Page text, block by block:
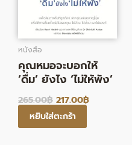
หนังสือ
คุณหมอจะบอกให้
‘ดื่ม’ ยังไง ‘ไม่ให้พัง’
265.00฿ 217.00฿
หยิบใส่ตะกร้า